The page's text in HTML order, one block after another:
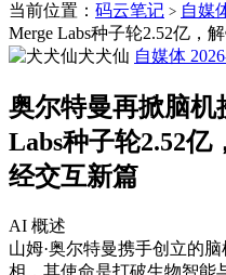
当前位置： 码云笔记 > 自媒
Merge Labs种子轮2.52亿，
犬犬仙 自媒体
奥尔特曼再掀脑机
Labs种子轮2.52亿
经交互新篇
AI 概述
山姆·奥尔特曼携手创立的
相，其使命是打破生物智能